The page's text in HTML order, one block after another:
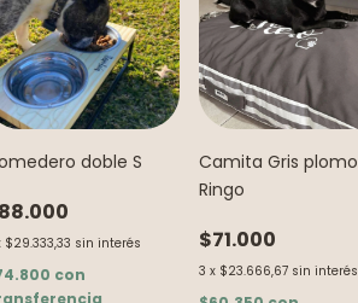
doble S
$29.333,33 sin interés
con
Camita Gris plomo
Ringo
$71.000
3 x $23.666,67 sin interés